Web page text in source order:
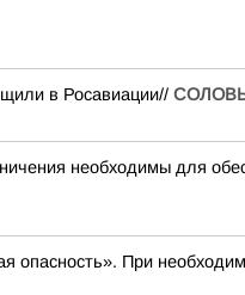
в Росавиации//
необходимы для
опасность». При